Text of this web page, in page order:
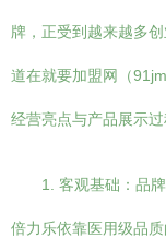
牌，正受到越来越多
道在就要加盟网（
经营亮点与产品展示过
1. 客观基础：品
倍力乐依靠医用级品